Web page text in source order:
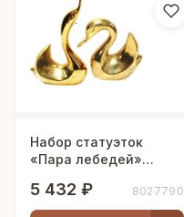
Набор статуэток
«Пара лебедей»
полированная h-18 см
5 432 ₽ 8027790